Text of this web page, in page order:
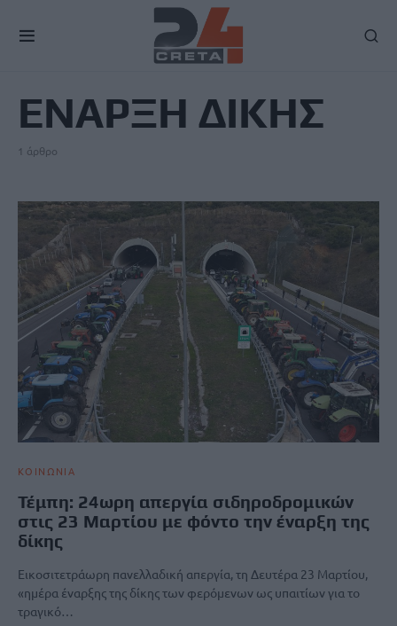
ΕΝΑΡΞΗ ΔΙΚΗΣ
1 άρθρο
ΚΟΙΝΩΝΙΑ
Τέμπη: 24ωρη απεργία σιδηροδρομικών
στις 23 Μαρτίου με φόντο την έναρξη της
δίκης
Εικοσιτετράωρη πανελλαδική απεργία, τη Δευτέρα 23 Μαρτίου,
«ημέρα έναρξης της δίκης των φερόμενων ως υπαιτίων για το
τραγικό…